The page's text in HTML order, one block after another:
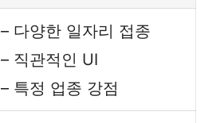
– 다양한 일자리 접종
– 직관적인 UI
– 특정 업종 강점